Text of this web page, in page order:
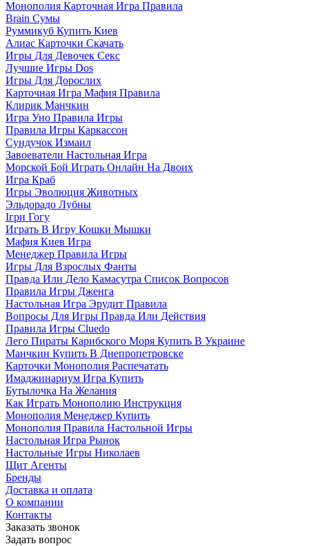
Монополия Карточная Игра Правила
Brain Сумы
Руммикуб Купить Киев
Алиас Карточки Скачать
Игры Для Девочек Секс
Лучшие Игры Dos
Игры Для Дорослих
Карточная Игра Мафия Правила
Клирик Манчкин
Игра Уно Правила Игры
Правила Игры Каркассон
Сундучок Измаил
Завоеватели Настольная Игра
Морской Бой Играть Онлайн На Двоих
Игра Краб
Игры Эволюция Животных
Эльдорадо Лубны
Ігри Гогу
Играть В Игру Кошки Мышки
Мафия Киев Игра
Менеджер Правила Игры
Игры Для Взрослых Фанты
Правда Или Дело Камасутра Список Вопросов
Правила Игры Дженга
Настольная Игра Эрудит Правила
Вопросы Для Игры Правда Или Действия
Правила Игры Cluedo
Лего Пираты Карибского Моря Купить В Украине
Манчкин Купить В Днепропетровске
Карточки Монополия Распечатать
Имаджинариум Игра Купить
Бутылочка На Желания
Как Играть Монополию Инструкция
Монополия Менеджер Купить
Монополия Правила Настольной Игры
Настольная Игра Рынок
Настольные Игры Николаев
Щит Агенты
Бренды
Доставка и оплата
О компании
Контакты
Заказать звонок
Задать вопрос